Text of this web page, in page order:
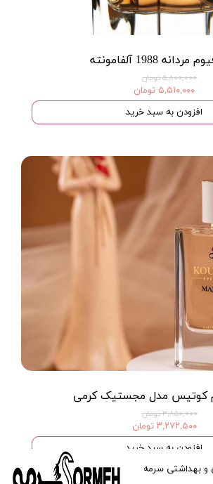
1988 آلفامونته
۵,۸۰۰,۰۰۰ تومان
۵,۵۱۰,۰۰۰ تومان
افزودن به سبد خرید
کوتیس مدل مجستیک کرمی
۳,۸۵۰,۰۰۰ تومان
۳,۲۷۲,۵۰۰ تومان
افزودن به سبد خرید
و بهداشتی سرمه